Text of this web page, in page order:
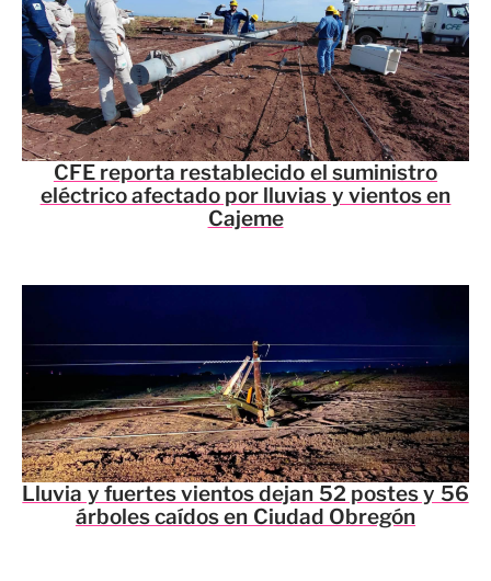
CFE reporta restablecido el suministro
eléctrico afectado por lluvias y vientos en
Cajeme
Lluvia y fuertes vientos dejan 52 postes y 56
árboles caídos en Ciudad Obregón